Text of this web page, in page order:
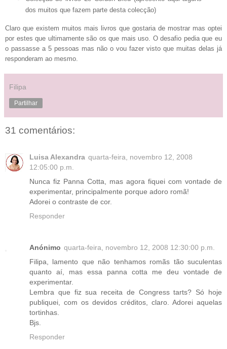
dos muitos que fazem parte desta colecção)
Claro que existem muitos mais livros que gostaria de mostrar mas optei
por estes que ultimamente são os que mais uso. O desafio pedia que eu
o passasse a 5 pessoas mas não o vou fazer visto que muitas delas já
responderam ao mesmo.
Filipa
Partilhar
31 comentários:
Luisa Alexandra quarta-feira, novembro 12, 2008
12:05:00 p.m.
Nunca fiz Panna Cotta, mas agora fiquei com vontade de
experimentar, principalmente porque adoro romã!
Adorei o contraste de cor.
Responder
Anónimo quarta-feira, novembro 12, 2008 12:30:00 p.m.
Filipa, lamento que não tenhamos romãs tão suculentas
quanto aí, mas essa panna cotta me deu vontade de
experimentar.
Lembra que fiz sua receita de Congress tarts? Só hoje
publiquei, com os devidos créditos, claro. Adorei aquelas
tortinhas.
Bjs.
Responder